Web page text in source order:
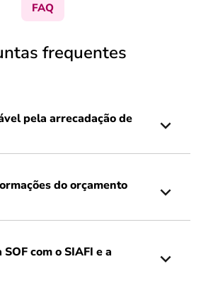
FAQ
frequentes
pela arrecadação de
do orçamento
com o SIAFI e a